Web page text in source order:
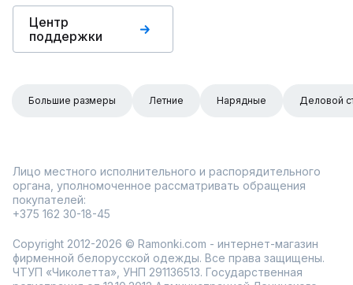
Центр
поддержки
Большие размеры Летние Нарядные Деловой
Лицо местного исполнительного и распорядительного
органа, уполномоченное рассматривать обращения
покупателей:
+375 162 30-18-45
Copyright 2012-2026 © Ramonki.com - интернет-магазин
фирменной белорусской одежды. Все права защищены.
ЧТУП «Чиколетта», УНП 291136513. Государственная